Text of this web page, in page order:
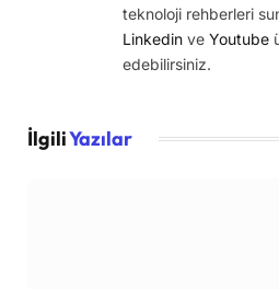
teknoloji rehberleri
Linkedin ve Youtube
edebilirsiniz.
İlgiliYazılar